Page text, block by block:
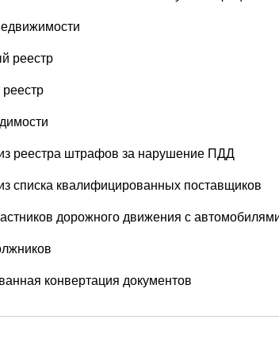
реестр
реестра штрафов за нарушение ПДД
списка квалифицированных поставщиков
дорожного движения с
конвертация документов